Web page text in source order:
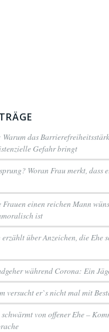
das
Gefahr bringt
Woran Frau merkt, dass
Frauen einen reichen Mann
ist
über Anzeichen, die Ehe
während Corona: Ein
versucht er`s nicht mal mit
von offener Ehe –